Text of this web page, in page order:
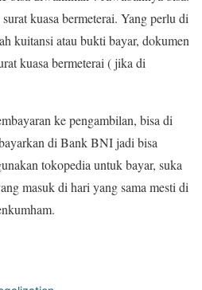
kuasa bermeterai. Yang perlu di
kuitansi atau bukti bayar, dokumen
kuasa bermeterai ( jika di
ke pengambilan, bisa di
di Bank BNI jadi bisa
tokopedia untuk bayar, suka
masuk di hari yang sama mesti di